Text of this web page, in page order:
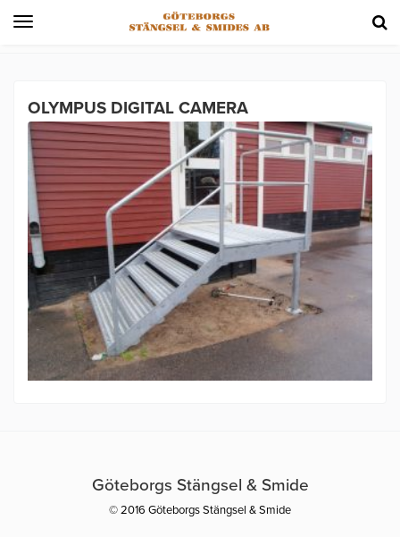
Toggle
OLYMPUS DIGITAL CAMERA
Göteborgs Stängsel & Smide
© 2016 Göteborgs Stängsel & Smide